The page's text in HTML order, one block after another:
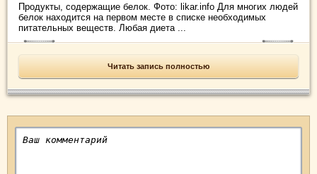
Продукты, содержащие белок. Фото: likar.info Для многих людей
белок находится на первом месте в списке необходимых
питательных веществ. Любая диета ...
Читать запись полностью